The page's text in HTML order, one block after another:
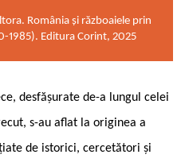
România și războaiele prin
1985). Editura Corint, 2025
desfășurate de-a lungul celei
s-au aflat la originea a
de istorici, cercetători și